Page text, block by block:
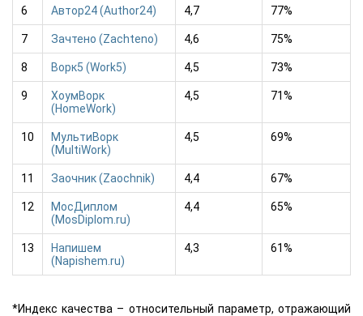
6 Автор24 (Author24) 4,7 77%
7 Зачтено (Zachteno) 4,6 75%
8 Ворк5 (Work5) 4,5 73%
9
ХоумВорк
(HomeWork)
4,5 71%
10
МультиВорк
(MultiWork)
4,5 69%
11 Заочник (Zaochnik) 4,4 67%
12
МосДиплом
(MosDiplom.ru)
4,4 65%
13
Напишем
(Napishem.ru)
4,3 61%
*Индекс качества – относительный параметр, отражающий